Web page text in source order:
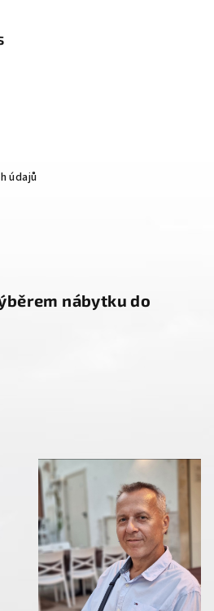
údajů
nábytku do